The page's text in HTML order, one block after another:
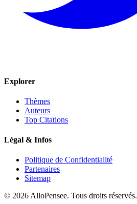
Explorer
Thèmes
Auteurs
Top Citations
Légal & Infos
Politique de Confidentialité
Partenaires
Sitemap
© 2026 AlloPensee. Tous droits réservés.